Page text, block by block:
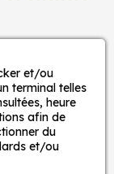
stickers
couleurs :
disponibles
et de
le
et/ou
terminal telles
heure
afin de
du
et/ou